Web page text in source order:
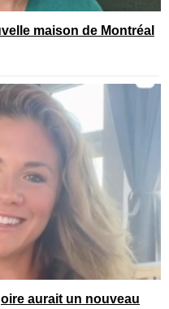
maison de Montréal
aurait un nouveau